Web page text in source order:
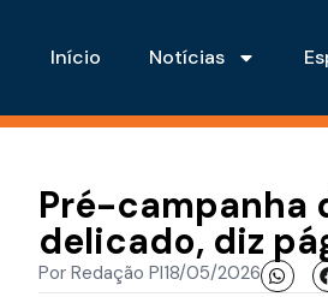
Início Notícias
Pré-campanha
delicado, diz
Por Redação PI18/05/2026